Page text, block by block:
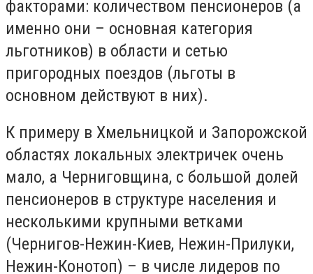
факторами: количеством пенсионеров (а
именно они – основная категория
льготников) в области и сетью
пригородных поездов (льготы в
основном действуют в них).
К примеру в Хмельницкой и Запорожской
областях локальных электричек очень
мало, а Черниговщина, с большой долей
пенсионеров в структуре населения и
несколькими крупными ветками
(Чернигов-Нежин-Киев, Нежин-Прилуки,
Нежин-Конотоп) – в числе лидеров по